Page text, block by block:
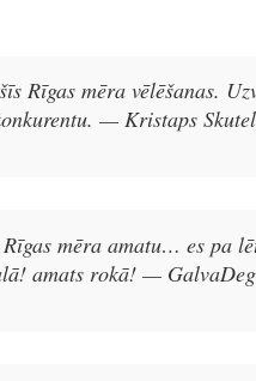
Rīgas mēra vēlēšanas.
— Kristaps
mēra amatu… es pa
amats rokā! —